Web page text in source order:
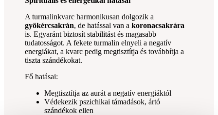
A turmalinkvarc harmonikusan dolgozik a
gyökércsakrán, de hatással van akoronacsakrára
is. Egyaránt biztosít stabilitást és magasabb
tudatosságot. A fekete turmalin elnyeli a negatív
energiákat, a kvarc pedig megtisztítja és továbbítja a
tiszta szándékokat.
Fő hatásai:
Megtisztítja az aurát a negatív energiáktól
Védekezik pszichikai támadások, ártó
szándékok ellen